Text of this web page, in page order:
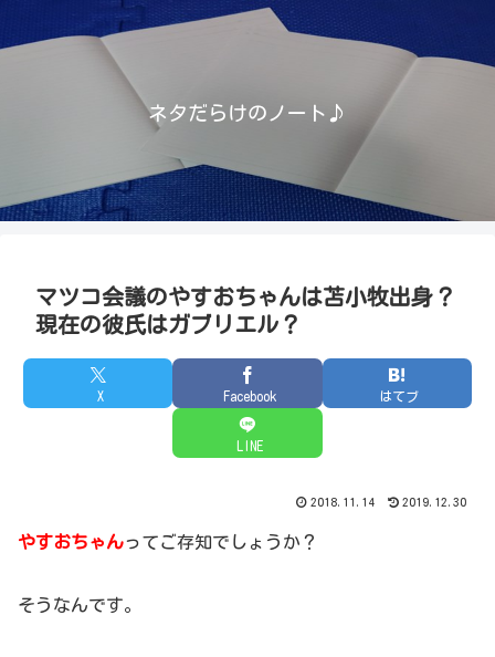
ネタだらけのノート♪
マツコ会議のやすおちゃんは苫小牧出身？
現在の彼氏はガブリエル？
X Facebook はてブ
LINE
2018.11.14 2019.12.30
やすおちゃんってご存知でしょうか？
そうなんです。